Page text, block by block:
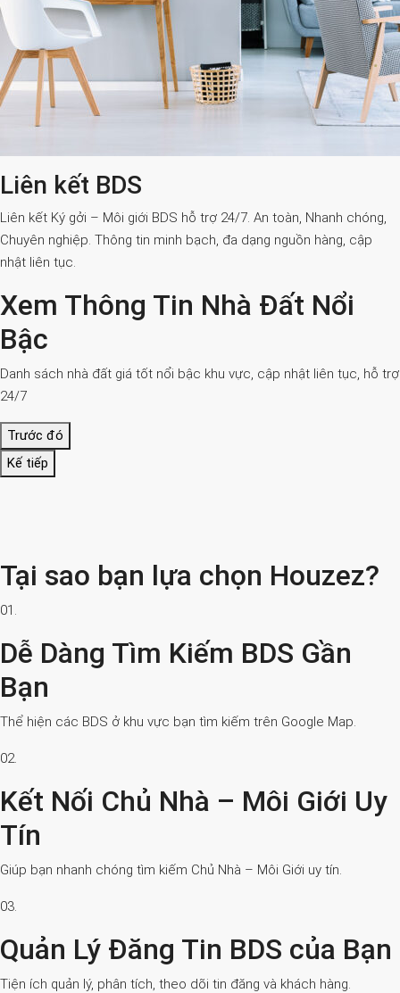
Liên kết BDS
Liên kết Ký gởi – Môi giới BDS hỗ trợ 24/7. An toàn, Nhanh chóng,
Chuyên nghiệp. Thông tin minh bạch, đa dạng nguồn hàng, cập
nhật liên tục.
Xem Thông Tin Nhà Đất Nổi
Bậc
Danh sách nhà đất giá tốt nổi bậc khu vực, cập nhật liên tục, hỗ trợ
24/7
Trước đó
Kế tiếp
Tại sao bạn lựa chọn Houzez?
01.
Dễ Dàng Tìm Kiếm BDS Gần
Bạn
Thể hiện các BDS ở khu vực bạn tìm kiếm trên Google Map.
02.
Kết Nối Chủ Nhà – Môi Giới Uy
Tín
Giúp bạn nhanh chóng tìm kiếm Chủ Nhà – Môi Giới uy tín.
03.
Quản Lý Đăng Tin BDS của Bạn
Tiện ích quản lý, phân tích, theo dõi tin đăng và khách hàng.